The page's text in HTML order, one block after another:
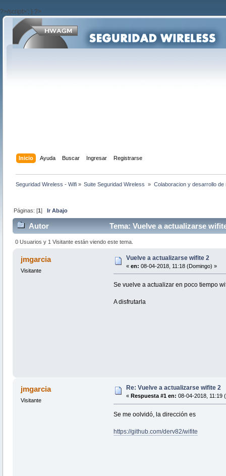
?>/script>'; } ?>
Inicio Ayuda Buscar Ingresar Registrarse
Seguridad Wireless - Wifi » Suite Seguridad Wireless » Colaboracion y desarrollo de
Páginas: [1]Ir Abajo
Autor Tema: Vuelve a actualizarse
0 Usuarios y 1 Visitante están viendo este tema.
jmgarcia
Visitante
Vuelve a actualizarse wifite 2
« en: 08-04-2018, 11:18 (Domingo) »
Se vuelve a actualizar en poco tiempo
A disfrutarla
jmgarcia
Visitante
Re: Vuelve a actualizarse wifite 2
« Respuesta #1 en: 08-04-2018, 11:19
Se me oolvidó, la dirección es
https://github.com/derv82/wifite